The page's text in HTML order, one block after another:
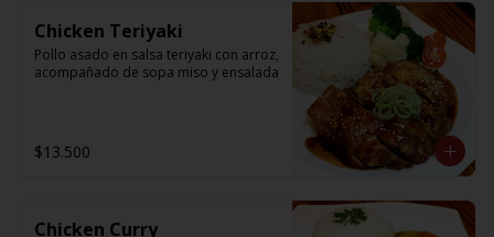
Chicken Teriyaki
Pollo asado en salsa teriyaki con arroz,
acompañado de sopa miso y ensalada
$13.500
Chicken Curry